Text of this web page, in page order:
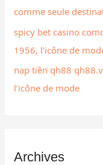
comme seule
spicy bet casino
1956, l’icône de
nạp tiền qh88
l’icône de mode
Archives